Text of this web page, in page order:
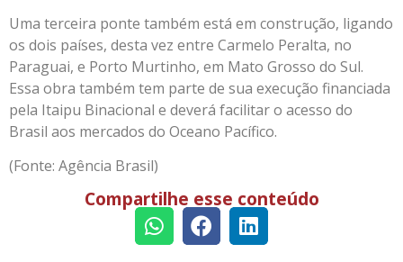
Uma terceira ponte também está em construção, ligando
os dois países, desta vez entre Carmelo Peralta, no
Paraguai, e Porto Murtinho, em Mato Grosso do Sul.
Essa obra também tem parte de sua execução financiada
pela Itaipu Binacional e deverá facilitar o acesso do
Brasil aos mercados do Oceano Pacífico.
(Fonte: Agência Brasil)
Compartilhe esse conteúdo